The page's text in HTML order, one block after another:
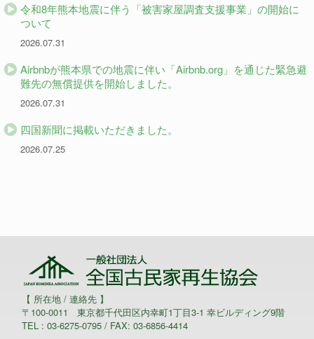
令和8年熊本地震に伴う「被害家屋調査支援事業」の開始に
ついて
2026.07.31
Airbnbが熊本県での地震に伴い「Airbnb.org」を通じた緊急避
難先の無償提供を開始しました。
2026.07.31
四国新聞に掲載いただきました。
2026.07.25
【 所在地 / 連絡先 】
〒100-0011 東京都千代田区内幸町1丁目3-1 幸ビルディング9階
TEL : 03-6275-0795 / FAX: 03-6856-4414